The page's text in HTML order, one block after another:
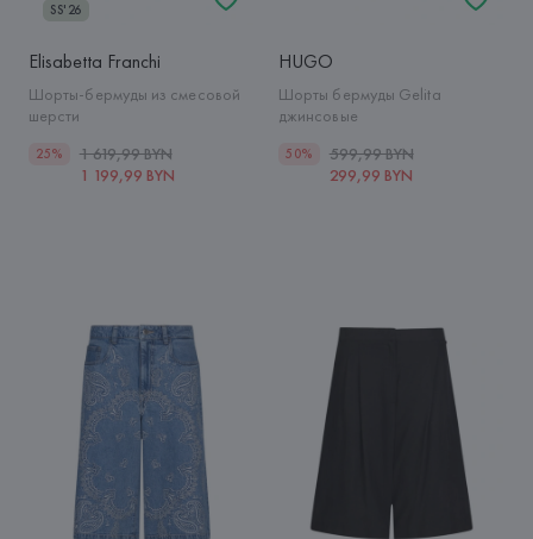
SS'26
Elisabetta Franchi
Шорты-бермуды из смесовой
шерсти
25%
1 619,99 BYN
1 199,99 BYN
HUGO
Шорты бермуды Gelita
джинсовые
50%
599,99 BYN
299,99 BYN